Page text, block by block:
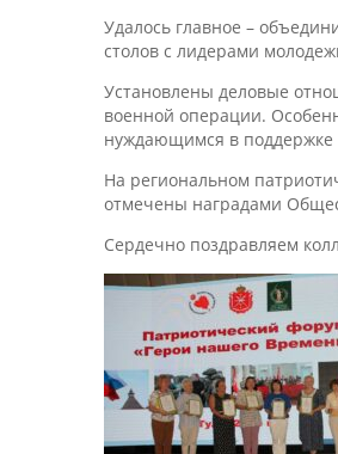
Удалось главное –
столов с лидерами
Установлены деловые
военной операции.
нуждающимся в
На региональном
отмечены наградами
Сердечно поздравляем